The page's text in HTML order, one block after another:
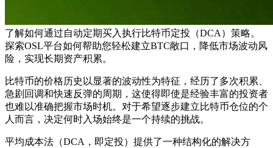
了解如何通过自动定期买入执行比特币定投（DCA）策略。
探索OSL平台如何帮助您轻松建立BTC敞口，降低市场波动风
险，实现长期资产积累。
比特币的价格历史以显著的波动性为特征，经历了多次积累、
急剧回调和快速反弹的周期，这使得即使是经验丰富的投资者
也难以准确把握市场时机。对于希望逐步建立比特币仓位的个
人而言，决定何时入场始终是一个持续的挑战。
平均成本法（DCA，即定投）提供了一种结构化的解决方